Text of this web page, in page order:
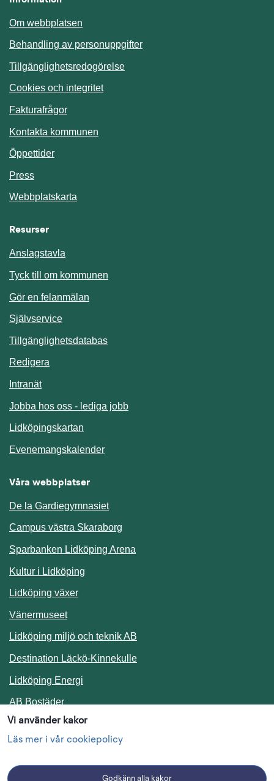
Vi använder kakor
Läs mer i vår cookiepolicy
Godkänn alla kakor
Om webbplatsen
Behandling av personuppgifter
Tillgänglighetsredogörelse
Cookies och integritet
Fakturafrågor
Kontakta kommunen
Öppettider
Press
Webbplatskarta
Resurser
Anslagstavla
Tyck till om kommunen
Gör en felanmälan
SjälvserviceLänk till annan webbplats.
TillgänglighetsdatabasLänk till annan webbplats.
Redigera
IntranätLänk till annan webbplats.
Jobba hos oss - lediga jobb
Lidköpingskartan
EvenemangskalenderLänk till annan webbplats.
Våra webbplatser
De la Gardiegymnasiet
Campus västra Skaraborg
Sparbanken Lidköping Arena
Kultur i Lidköping
Lidköping växer
Vänermuseet
Lidköping miljö och teknik AB
Destination Läckö-KinnekulleLänk till annan webbplats.
Lidköping Energi
AB BostäderLänk till annan webbplats.
Följ oss i sociala medier